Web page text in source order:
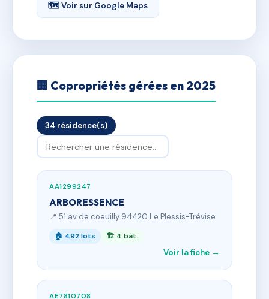
🗺 Voir sur Google Maps
🏢 Copropriétés gérées en 2025
34 résidence(s)
AA1299247
ARBORESSENCE
📍 51 av de coeuilly 94420 Le Plessis-Trévise
🏠 492 lots 🏗 4 bât.
Voir la fiche →
AE7810708